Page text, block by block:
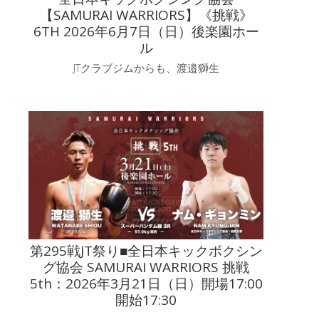
【SAMURAI WARRIORS】《挑戦》
6TH 2026年6月7日（日）後楽園ホー
ル
JTクラブジムからも、渡邉獅生
第295戦JT祭り■全日本キックボクシン
グ協会 SAMURAI WARRIORS 挑戦
5th：2026年3月21日（日）開場17:00
開始17:30